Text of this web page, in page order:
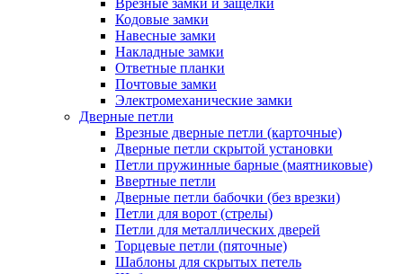
Врезные замки и защелки
Кодовые замки
Навесные замки
Накладные замки
Ответные планки
Почтовые замки
Электромеханические замки
Дверные петли
Врезные дверные петли (карточные)
Дверные петли скрытой установки
Петли пружинные барные (маятниковые)
Ввертные петли
Дверные петли бабочки (без врезки)
Петли для ворот (стрелы)
Петли для металлических дверей
Торцевые петли (пяточные)
Шаблоны для скрытых петель